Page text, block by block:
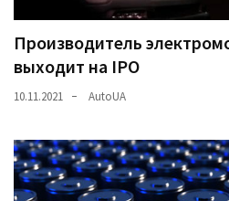
Производитель
выходит на IPO
10.11.2021 AutoUA